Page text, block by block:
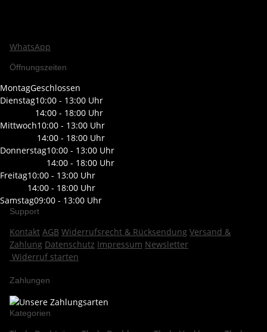
WhatsApp
Öffnungszeiten
MontagGeschlossen
Dienstag10:00 - 13:00 Uhr
14:00 - 18:00 Uhr
Mittwoch10:00 - 13:00 Uhr
14:00 - 18:00 Uhr
Donnerstag10:00 - 13:00 Uhr
14:00 - 18:00 Uhr
Freitag10:00 - 13:00 Uhr
14:00 - 18:00 Uhr
Samstag09:00 - 13:00 Uhr
Support
Kontakt AGB Widerrufsrecht & Rücksendung Versand &
Zahlung Datenschutz Impressum Newsletter
Widerruf starten
Zahlungen
Kategorien